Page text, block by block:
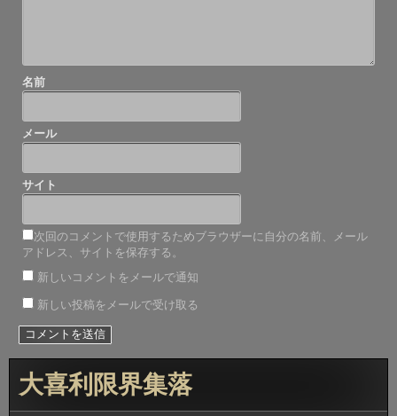
名前
メール
サイト
次回のコメントで使用するためブラウザーに自分の名前、メール
アドレス、サイトを保存する。
新しいコメントをメールで通知
新しい投稿をメールで受け取る
大喜利限界集落